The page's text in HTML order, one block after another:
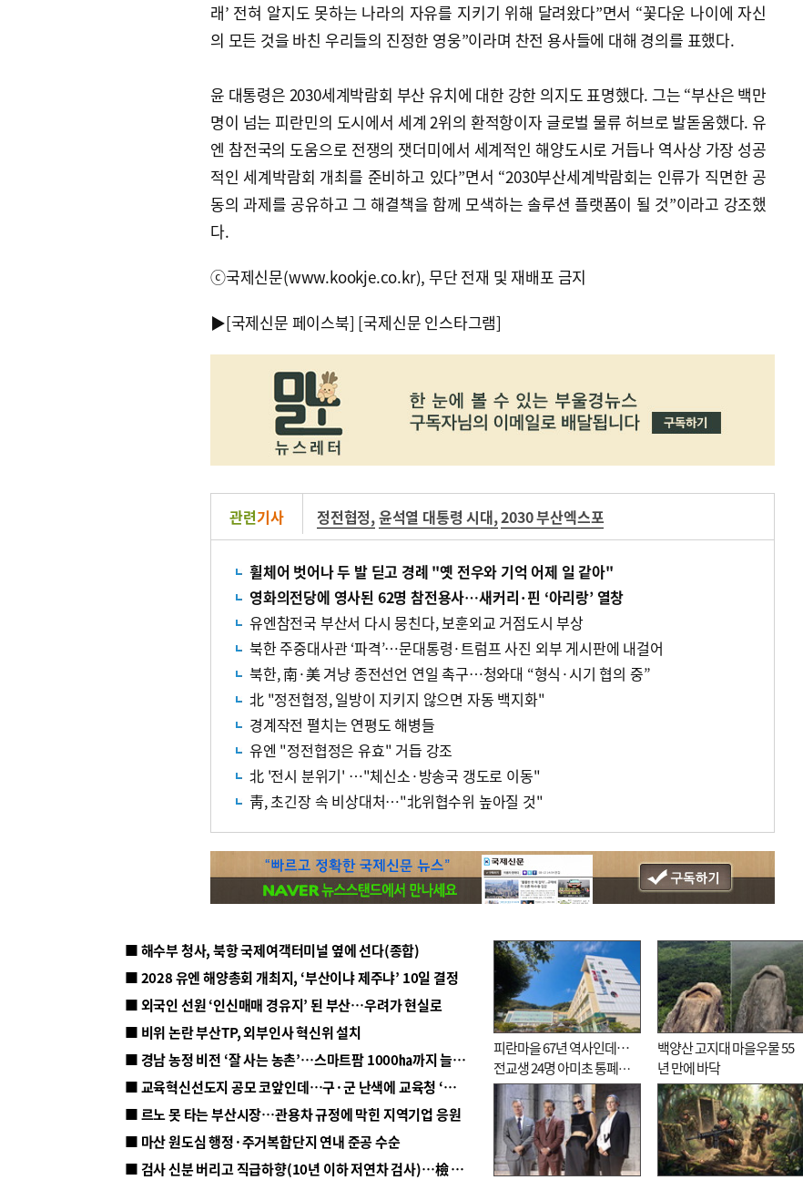
래’ 전혀 알지도 못하는 나라의 자유를 지키기 위해 달려왔다”면서 “꽃다운 나이에 자신
의 모든 것을 바친 우리들의 진정한 영웅”이라며 찬전 용사들에 대해 경의를 표했다.
윤 대통령은 2030세계박람회 부산 유치에 대한 강한 의지도 표명했다. 그는 “부산은 백만
명이 넘는 피란민의 도시에서 세계 2위의 환적항이자 글로벌 물류 허브로 발돋움했다. 유
엔 참전국의 도움으로 전쟁의 잿더미에서 세계적인 해양도시로 거듭나 역사상 가장 성공
적인 세계박람회 개최를 준비하고 있다”면서 “2030부산세계박람회는 인류가 직면한 공
동의 과제를 공유하고 그 해결책을 함께 모색하는 솔루션 플랫폼이 될 것”이라고 강조했
다.
ⓒ국제신문(www.kookje.co.kr), 무단 전재 및 재배포 금지
▶[국제신문 페이스북] [국제신문 인스타그램]
관련기사 정전협정,윤석열 대통령 시대,2030 부산엑스포
휠체어 벗어나 두 발 딛고 경례 "옛 전우와 기억 어제 일 같아"
영화의전당에 영사된 62명 참전용사…새커리·핀 ‘아리랑’ 열창
유엔참전국 부산서 다시 뭉친다, 보훈외교 거점도시 부상
북한 주중대사관 ‘파격’…문대통령·트럼프 사진 외부 게시판에 내걸어
북한, 南·美 겨냥 종전선언 연일 촉구…청와대 “형식·시기 협의 중”
北 "정전협정, 일방이 지키지 않으면 자동 백지화"
경계작전 펼치는 연평도 해병들
유엔 "정전협정은 유효" 거듭 강조
北 '전시 분위기' …"체신소·방송국 갱도로 이동"
靑, 초긴장 속 비상대처…"北위협수위 높아질 것"
■ 해수부 청사, 북항 국제여객터미널 옆에 선다(종합)
■ 2028 유엔 해양총회 개최지, ‘부산이냐 제주냐’ 10일 결정
■ 외국인 선원 ‘인신매매 경유지’ 된 부산…우려가 현실로
■ 비위 논란 부산TP, 외부인사 혁신위 설치
■ 경남 농정 비전 ‘잘 사는 농촌’…스마트팜 1000㏊까지 늘린다
■ 교육혁신선도지 공모 코앞인데…구·군 난색에 교육청 ‘쩔쩔’
■ 르노 못 타는 부산시장…관용차 규정에 막힌 지역기업 응원
■ 마산 원도심 행정·주거복합단지 연내 준공 수순
■ 검사 신분 버리고 직급하향(10년 이하 저연차 검사)…檢 중수청행 기피
피란마을 67년 역사인데…
전교생 24명 아미초 통폐합
기로
백양산 고지대 마을우물 55
년 만에 바닥